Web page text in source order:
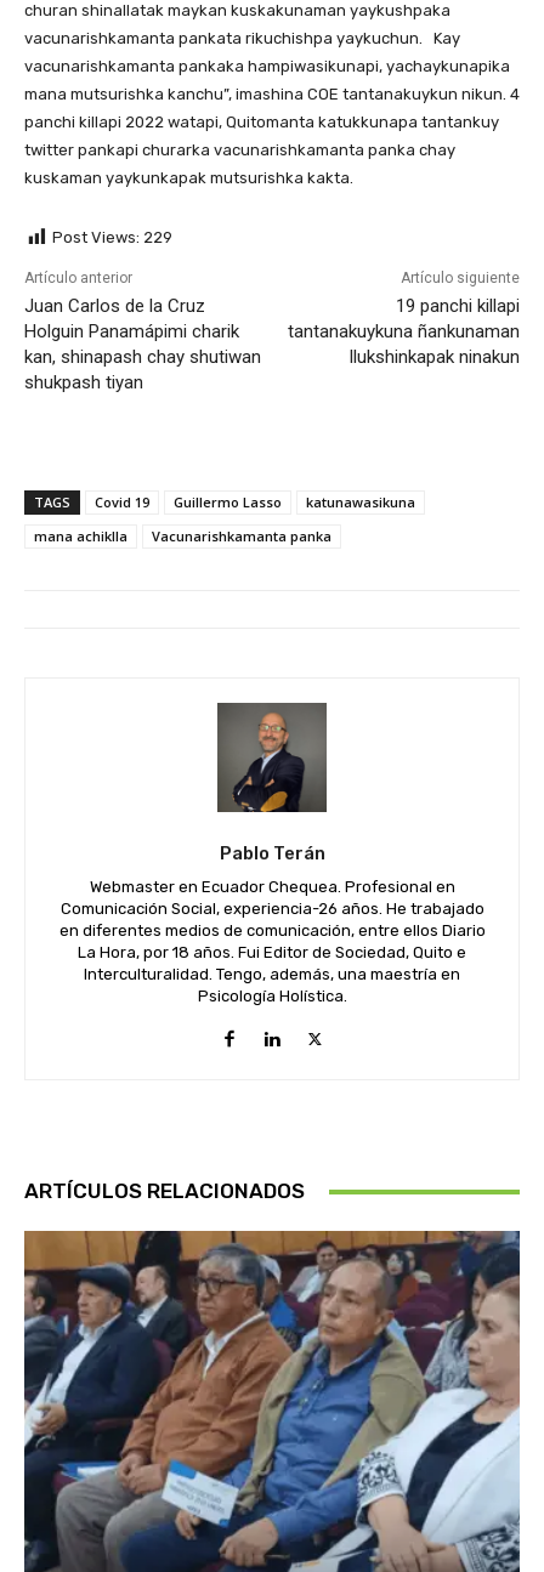
churan shinallatak maykan kuskakunaman yaykushpaka
vacunarishkamanta pankata rikuchishpa yaykuchun. Kay
vacunarishkamanta pankaka hampiwasikunapi, yachaykunapika
mana mutsurishka kanchu”, imashina COE tantanakuykun nikun. 4
panchi killapi 2022 watapi, Quitomanta katukkunapa tantankuy
twitter pankapi churarka vacunarishkamanta panka chay
kuskaman yaykunkapak mutsurishka kakta.
Post Views: 229
Artículo anterior
Juan Carlos de la Cruz
Holguin Panamápimi charik
kan, shinapash chay shutiwan
shukpash tiyan
Artículo siguiente
19 panchi killapi
tantanakuykuna ñankunaman
llukshinkapak ninakun
TAGS Covid 19 Guillermo Lasso
katunawasikuna
mana achiklla
Vacunarishkamanta panka
Pablo Terán
Webmaster en Ecuador Chequea. Profesional en
Comunicación Social, experiencia-26 años. He trabajado
en diferentes medios de comunicación, entre ellos Diario
La Hora, por 18 años. Fui Editor de Sociedad, Quito e
Interculturalidad. Tengo, además, una maestría en
Psicología Holística.
ARTÍCULOS RELACIONADOS